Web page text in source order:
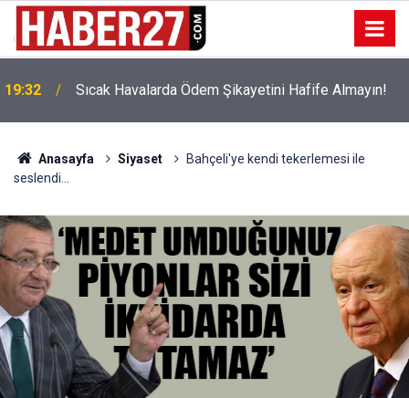
19:32 Sıcak Havalarda Ödem Şikayetini Hafife Almayın!
Anasayfa Siyaset
Bahçeli'ye kendi tekerlemesi ile
seslendi...